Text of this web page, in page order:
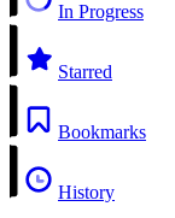
In Progress
Starred
Bookmarks
History